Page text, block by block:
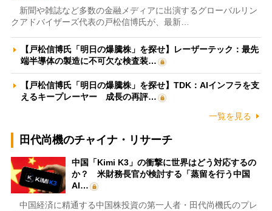
新聞や雑誌など多数の金融メディアに出演するグローバルリン
クアドバイザーズ代表の戸松信博氏が、最新…
【戸松信博氏「明日の爆騰株」を探せ】レーザーテック：最先
端半導体の製造に不可欠な検査装…
【戸松信博氏「明日の爆騰株」を探せ】TDK：AIインフラを支
えるキープレーヤー 成長の再評…
一覧を見る
田代尚機のチャイナ・リサーチ
中国「Kimi K3」の衝撃に世界はどう対応するの
か？ 米財務長官が検討する「蒸留を行う中国
AI…
中国経済に精通する中国株投資の第一人者・田代尚機氏のプレ